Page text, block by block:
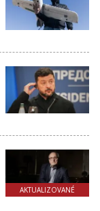
AKTUALIZOVANÉ